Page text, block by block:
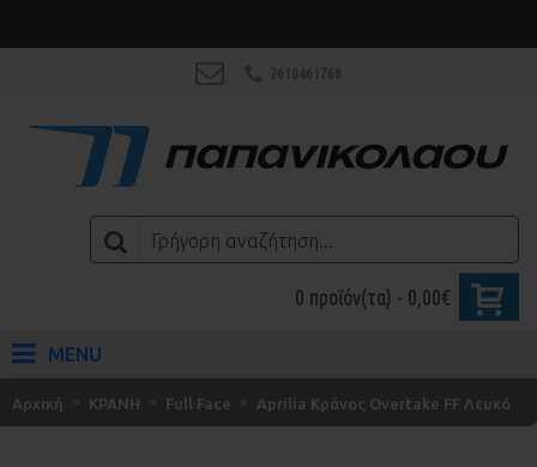
0 προϊόν(τα) - 0,00€
MENU
Αρχική ΚΡΑΝΗ Full Face Aprilia Κράνος Overtake FF Λευκό